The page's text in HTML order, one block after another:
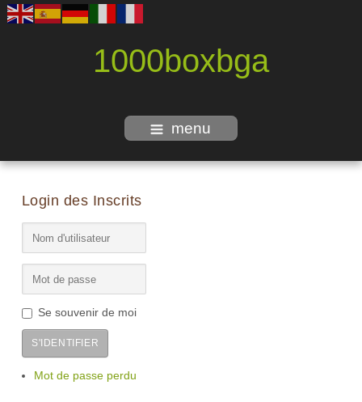
1000boxbga
menu
Login des Inscrits
Se souvenir de moi
S'IDENTIFIER
Mot de passe perdu